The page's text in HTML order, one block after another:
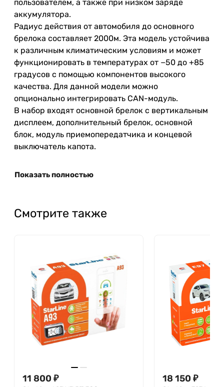
пользователем, а также при низком заряде
аккумулятора.
Радиус действия от автомобиля до основного
брелока составляет 2000м. Эта модель устойчива
к различным климатическим условиям и может
функционировать в температурах от −50 до +85
градусов с помощью компонентов высокого
качества. Для данной модели можно
опционально интегрировать CAN-модуль.
В набор входят основной брелок с вертикальным
дисплеем, дополнительный брелок, основной
блок, модуль приемопередатчика и концевой
выключатель капота.
Показать полностью
Смотрите также
11 800 ₽ 18 150 ₽